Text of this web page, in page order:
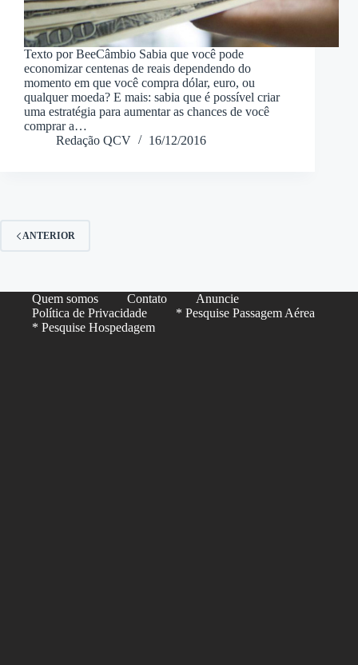
Texto por BeeCâmbio Sabia que você pode
economizar centenas de reais dependendo do
momento em que você compra dólar, euro, ou
qualquer moeda? E mais: sabia que é possível criar
uma estratégia para aumentar as chances de você
comprar a…
Redação QCV
16/12/2016
ANTERIOR
Quem somos Contato
Anuncie
Política de Privacidade
* Pesquise Passagem Aérea
* Pesquise Hospedagem